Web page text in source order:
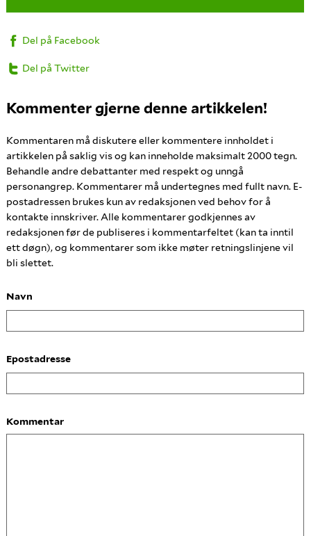
Del på Facebook
Del på Twitter
Kommenter gjerne denne artikkelen!
Kommentaren må diskutere eller kommentere innholdet i
artikkelen på saklig vis og kan inneholde maksimalt 2000 tegn.
Behandle andre debattanter med respekt og unngå
personangrep. Kommentarer må undertegnes med fullt navn. E-
postadressen brukes kun av redaksjonen ved behov for å
kontakte innskriver. Alle kommentarer godkjennes av
redaksjonen før de publiseres i kommentarfeltet (kan ta inntil
ett døgn), og kommentarer som ikke møter retningslinjene vil
bli slettet.
Navn
Epostadresse
Kommentar